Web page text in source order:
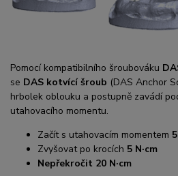
Pomocí kompatibilního šroubováku
se DAS kotvící šroub (DAS Anchor
hrbolek oblouku a postupně zavádí
utahovacího momentu.
Začít s utahovacím momentem
Zvyšovat po krocích 5 N·cm
Nepřekročit 20 N·cm